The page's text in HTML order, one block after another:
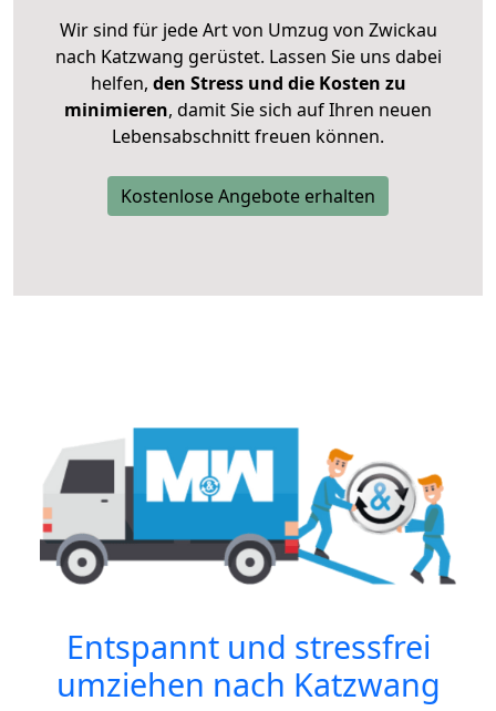
Wir sind für jede Art von Umzug von Zwickau
nach Katzwang gerüstet. Lassen Sie uns dabei
helfen, den Stress und die Kosten zu
minimieren, damit Sie sich auf Ihren neuen
Lebensabschnitt freuen können.
Kostenlose Angebote erhalten
Entspannt und stressfrei
umziehen nach Katzwang